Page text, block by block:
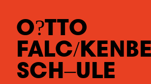
O TTO
FALC KENBE
SCH ULE